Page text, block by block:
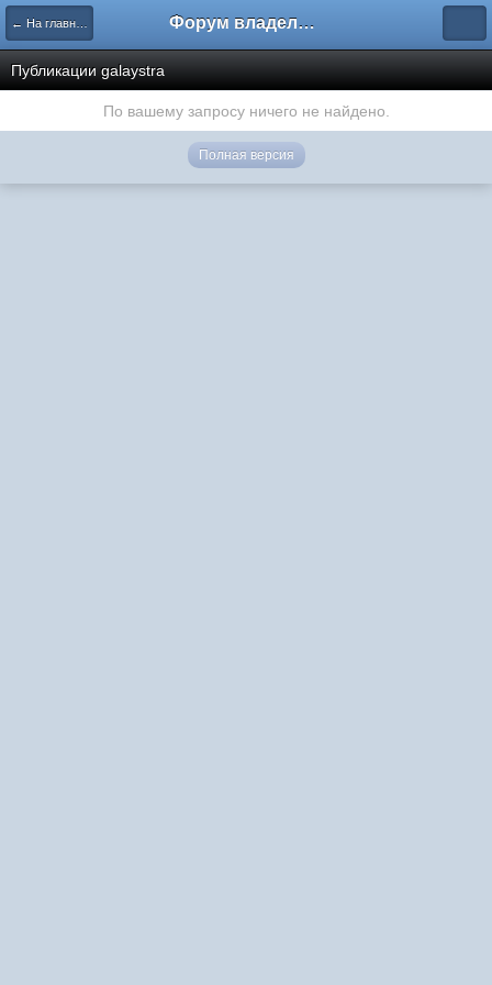
← На главную Форум владельцев интернет-магазинов
Публикации galaystra
По вашему запросу ничего не найдено.
Полная версия